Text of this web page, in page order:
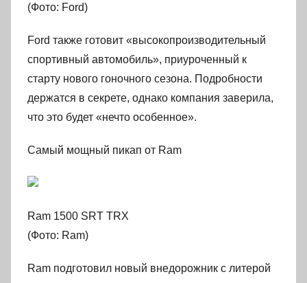
(Фото: Ford)
Ford также готовит «высокопроизводительный
спортивный автомобиль», приуроченный к
старту нового гоночного сезона. Подробности
держатся в секрете, однако компания заверила,
что это будет «нечто особенное».
Самый мощный пикап от Ram
Ram 1500 SRT TRX
(Фото: Ram)
Ram подготовил новый внедорожник с литерой